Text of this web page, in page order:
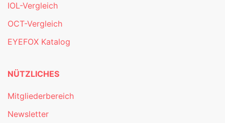
IOL-Vergleich
OCT-Vergleich
EYEFOX Katalog
NÜTZLICHES
Mitgliederbereich
Newsletter